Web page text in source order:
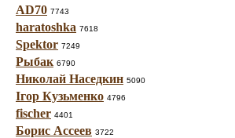
AD70 7743
haratoshka 7618
Spektor 7249
Рыбак 6790
Николай Наседкин 5090
Ігор Кузьменко 4796
fischer 4401
Борис Ассеев 3722